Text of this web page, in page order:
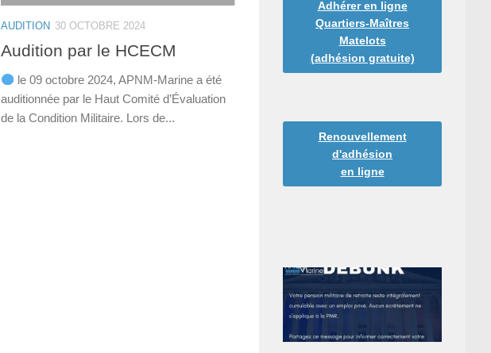
AUDITION 30 OCTOBRE 2024
Audition par le HCECM
le 09 octobre 2024, APNM-Marine a été
auditionnée par le Haut Comité d’Évaluation
de la Condition Militaire. Lors de...
Adhérer en ligne
Quartiers-Maîtres
Matelots
(adhésion gratuite)
Renouvellement
d'adhésion
en ligne